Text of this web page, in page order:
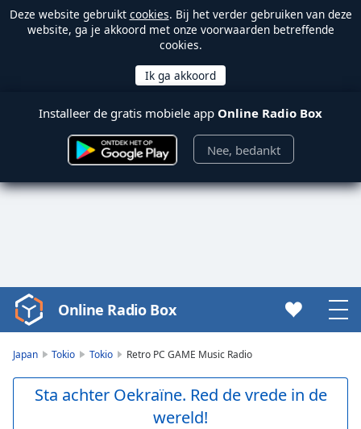
Deze website gebruikt cookies. Bij het verder gebruiken van deze
website, ga je akkoord met onze voorwaarden betreffende
cookies.
Installeer de gratis mobiele app Online Radio Box
Nee, bedankt
Video
Player
Online Radio Box
Japan Tokio Tokio Retro PC GAME Music Radio
Sta achter Oekraïne. Red de vrede in de
wereld!